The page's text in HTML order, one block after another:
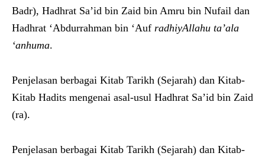
Badr), Hadhrat Sa’id bin Zaid bin Amru bin Nufail dan
Hadhrat ‘Abdurrahman bin ‘Auf radhiyAllahu ta’ala
‘anhuma.
Penjelasan berbagai Kitab Tarikh (Sejarah) dan Kitab-
Kitab Hadits mengenai asal-usul Hadhrat Sa’id bin Zaid
(ra).
Penjelasan berbagai Kitab Tarikh (Sejarah) dan Kitab-